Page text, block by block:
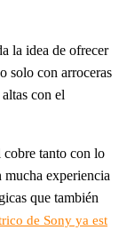
la idea de ofrecer
solo con arroceras
con el
cobre tanto con lo
mucha experiencia
que también
de Sony ya est